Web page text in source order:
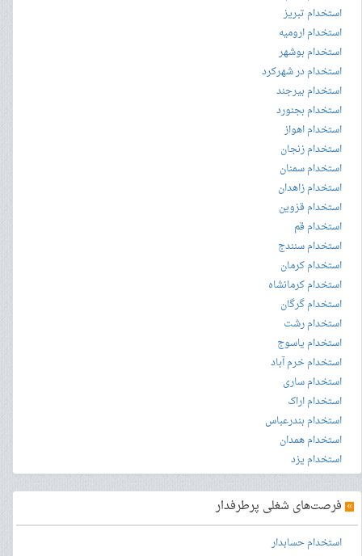
استخدام تبریز
استخدام ارومیه
استخدام بوشهر
استخدام در شهرکرد
استخدام بیرجند
استخدام بجنورد
استخدام اهواز
استخدام زنجان
استخدام سمنان
استخدام زاهدان
استخدام قزوین
استخدام قم
استخدام سنندج
استخدام کرمان
استخدام کرمانشاه
استخدام گرگان
استخدام رشت
استخدام یاسوج
استخدام خرم آباد
استخدام ساری
استخدام اراک
استخدام بندرعباس
استخدام همدان
استخدام یزد
» فرصت‌های شغلی پرطرفدار
استخدام حسابدار